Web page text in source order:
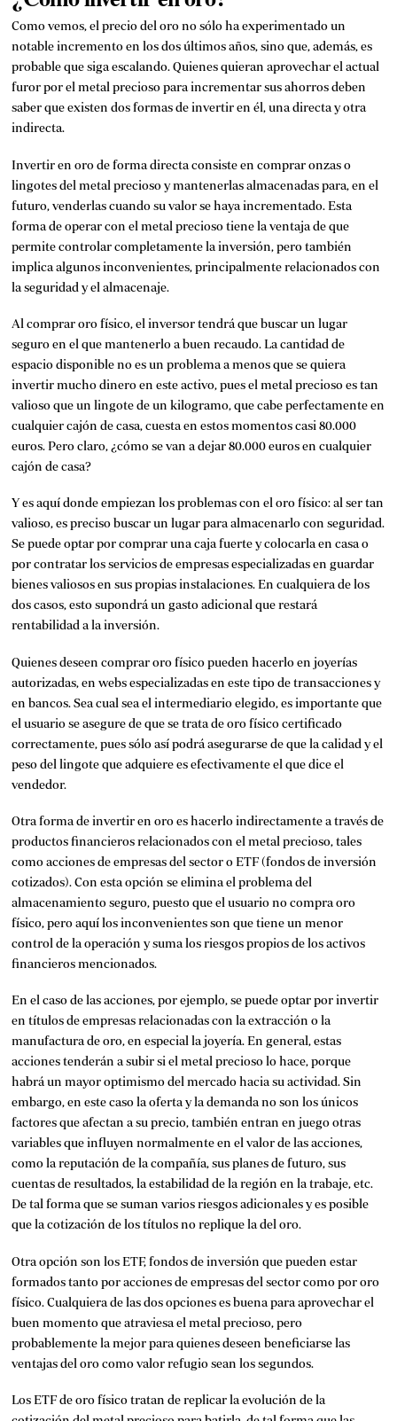
Como vemos, el precio del oro no sólo ha experimentado un
notable incremento en los dos últimos años, sino que, además, es
probable que siga escalando. Quienes quieran aprovechar el actual
furor por el metal precioso para incrementar sus ahorros deben
saber que existen dos formas de invertir en él, una directa y otra
indirecta.
Invertir en oro de forma directa consiste en comprar onzas o
lingotes del metal precioso y mantenerlas almacenadas para, en el
futuro, venderlas cuando su valor se haya incrementado. Esta
forma de operar con el metal precioso tiene la ventaja de que
permite controlar completamente la inversión, pero también
implica algunos inconvenientes, principalmente relacionados con
la seguridad y el almacenaje.
Al comprar oro físico, el inversor tendrá que buscar un lugar
seguro en el que mantenerlo a buen recaudo. La cantidad de
espacio disponible no es un problema a menos que se quiera
invertir mucho dinero en este activo, pues el metal precioso es tan
valioso que un lingote de un kilogramo, que cabe perfectamente en
cualquier cajón de casa, cuesta en estos momentos casi 80.000
euros. Pero claro, ¿cómo se van a dejar 80.000 euros en cualquier
cajón de casa?
Y es aquí donde empiezan los problemas con el oro físico: al ser tan
valioso, es preciso buscar un lugar para almacenarlo con seguridad.
Se puede optar por comprar una caja fuerte y colocarla en casa o
por contratar los servicios de empresas especializadas en guardar
bienes valiosos en sus propias instalaciones. En cualquiera de los
dos casos, esto supondrá un gasto adicional que restará
rentabilidad a la inversión.
Quienes deseen comprar oro físico pueden hacerlo en joyerías
autorizadas, en webs especializadas en este tipo de transacciones y
en bancos. Sea cual sea el intermediario elegido, es importante que
el usuario se asegure de que se trata de oro físico certificado
correctamente, pues sólo así podrá asegurarse de que la calidad y el
peso del lingote que adquiere es efectivamente el que dice el
vendedor.
Otra forma de invertir en oro es hacerlo indirectamente a través de
productos financieros relacionados con el metal precioso, tales
comoaccionesde empresas del sector oETF(fondos de inversión
cotizados). Con esta opción se elimina el problema del
almacenamiento seguro, puesto que el usuario no compra oro
físico, pero aquí los inconvenientes son que tiene un menor
control de la operación y suma los riesgos propios de los activos
financieros mencionados.
En el caso de las acciones, por ejemplo, se puede optar por invertir
en títulos de empresas relacionadas con la extracción o la
manufactura de oro, en especial la joyería. En general, estas
acciones tenderán a subir si el metal precioso lo hace, porque
habrá un mayor optimismo del mercado hacia su actividad. Sin
embargo, en este caso la oferta y la demanda no son los únicos
factores que afectan a su precio, también entran en juego otras
variables que influyen normalmente en el valor de las acciones,
como la reputación de la compañía, sus planes de futuro, sus
cuentas de resultados, la estabilidad de la región en la trabaje, etc.
De tal forma que se suman varios riesgos adicionales y es posible
que la cotización de los títulos no replique la del oro.
Otra opción son los ETF, fondos de inversión que pueden estar
formados tanto por acciones de empresas del sector como por oro
físico. Cualquiera de las dos opciones es buena para aprovechar el
buen momento que atraviesa el metal precioso, pero
probablemente la mejor para quienes deseen beneficiarse las
ventajas del oro como valor refugio sean los segundos.
Los ETF de oro físico tratan de replicar la evolución de la